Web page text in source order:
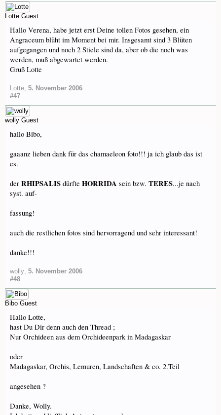
Lotte Guest
Hallo Verena, habe jetzt erst Deine tollen Fotos gesehen, ein
Angraceum blüht im Moment bei mir. Insgesamt sind 3 Blüten
aufgegangen und noch 2 Stiele sind da, aber ob die noch was
werden, muß abgewartet werden.
Gruß Lotte
Lotte 5. November 2006
#47
wolly Guest
hallo Bibo,
gaaanz lieben dank für das chamaeleon foto!!! ja ich glaub das ist
es.
der RHIPSALIS dürfte HORRIDA sein bzw. TERES...je nach
syst. auf-
fassung!
auch die restlichen fotos sind hervorragend und sehr interessant!
danke!!!
wolly 5. November 2006
#48
Bibo Guest
Hallo Lotte,
hast Du Dir denn auch den Thread ;
Nur Orchideen aus dem Orchideenpark in Madagaskar
oder
Madagaskar, Orchis, Lemuren, Landschaften & co. 2.Teil
angesehen ?
Danke, Wolly.